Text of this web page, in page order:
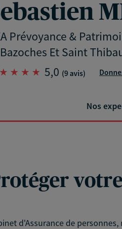
Prévoyance &
Bazoches Et Saint
5,0 (9 avis)
Nos
d'Assurance de